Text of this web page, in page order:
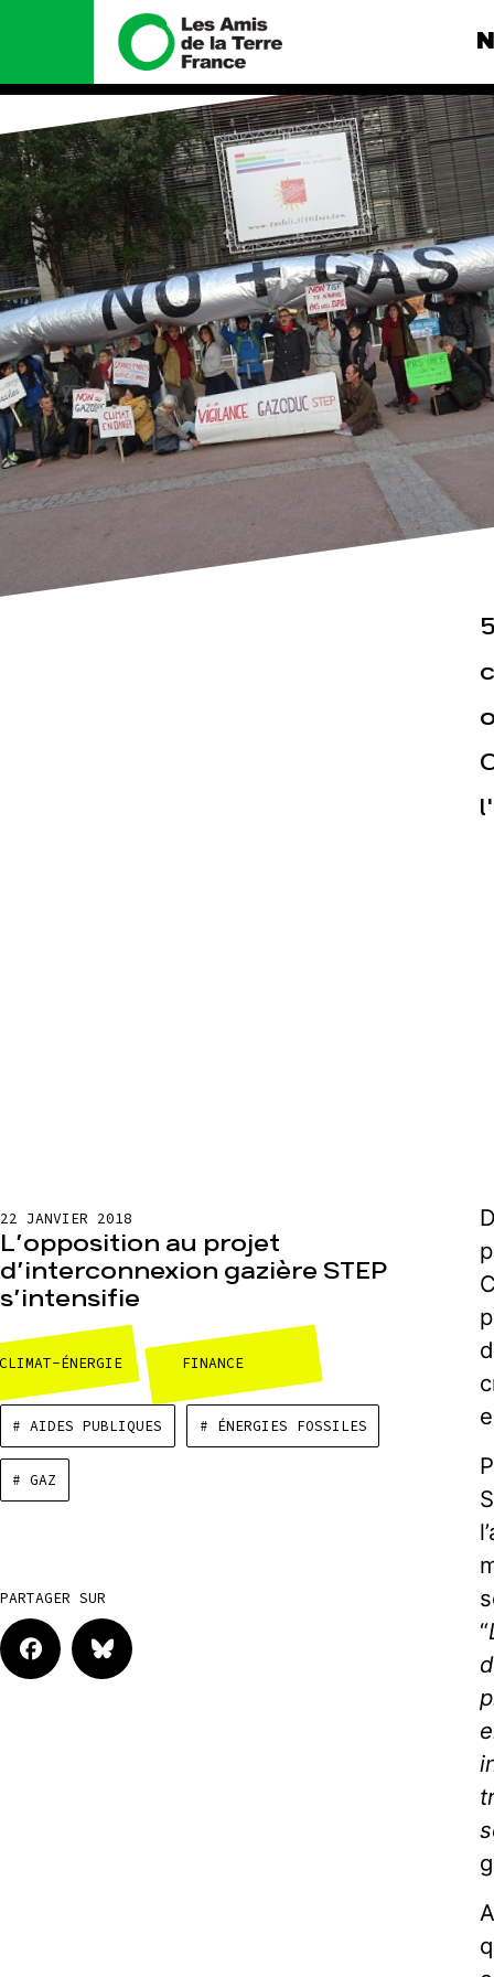
Nous connaître
Histoire
Manifeste
Missions et méthodes
Valeurs
Équipes et
fonctionnement
Le réseau dans le monde
Nos alliés
Je soutiens les Amis de la
Terre
Nos
Total, rendez-
tribunal
Gaz « naturel
enfumage
Mode : une
destructrice
Gaz au
violence
Nos autres
Espace
22 JANVIER 2018
L’opposition au projet
d’interconnexion gazière STEP
s’intensifie
ÉNERGIE FINANCE
# AIDES PUBLIQUES # ÉNERGIES FOSSILES
# GAZ
PARTAGER SUR
“